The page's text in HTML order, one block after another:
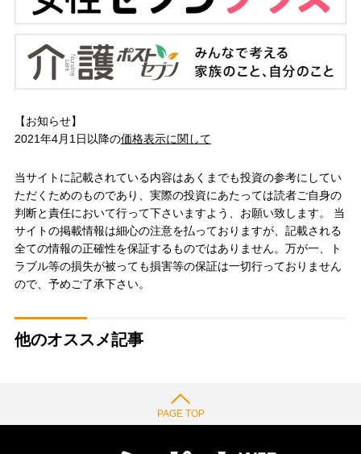
【お知らせ】
2021年4月1日以降の価格表示に関して
当サイトに記載されている内容はあくまでも投資の参考にしてい
ただくためのものであり、実際の投資にあたっては読者ご自身の
判断と責任において行って下さいますよう、お願い致します。 当
サイトの掲載情報は細心の注意を払っておりますが、記載される
全ての情報の正確性を保証するものではありません。万が一、ト
ラブル等の損失が被っても損害等の保証は一切行っておりません
ので、予めご了承下さい。
他のオススメ記事
PAGE TOP